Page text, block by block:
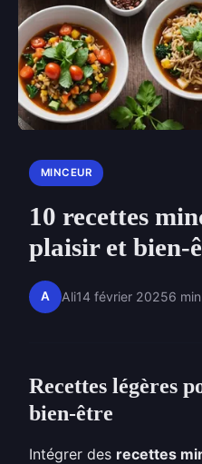
MINCEUR
10 recettes
plaisir et bien-
A Ali14 février 20256
Recettes légères
bien-être
Intégrer des recettes